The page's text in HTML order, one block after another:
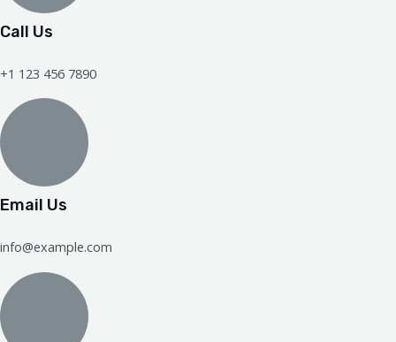
Call Us
+1 123 456 7890
Email Us
info@example.com